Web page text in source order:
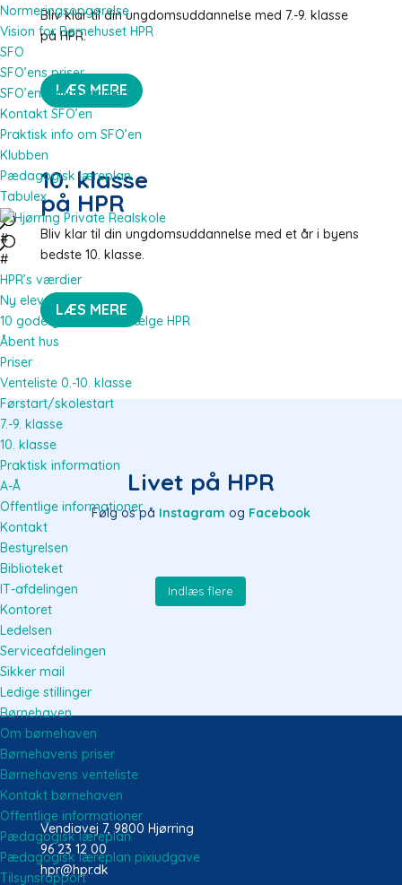
Normeringsopgørelse
Vision for Børnehuset HPR
SFO
SFO’ens priser
SFO’ens åbningstider
Kontakt SFO’en
Praktisk info om SFO’en
Klubben
Pædagogisk læreplan
Tabulex
#
#
HPR’s værdier
Ny elev
10 gode grunde til at vælge HPR
Åbent hus
Priser
Venteliste 0.-10. klasse
Førstart/skolestart
7.-9. klasse
10. klasse
Praktisk information
A-Å
Offentlige informationer
Kontakt
Bestyrelsen
Biblioteket
IT-afdelingen
Kontoret
Ledelsen
Serviceafdelingen
Sikker mail
Ledige stillinger
Børnehaven
Om børnehaven
Børnehavens priser
Børnehavens venteliste
Kontakt børnehaven
Offentlige informationer
Pædagogisk læreplan
Pædagogisk læreplan pixiudgave
Tilsynsrapport
Bliv klar til din ungdomsuddannelse med 7.-9. klasse
på HPR.
LÆS MERE
10. klasse
på HPR
Bliv klar til din ungdomsuddannelse med et år i byens
bedste 10. klasse.
LÆS MERE
Livet på HPR
Følg os på Instagram og Facebook
Indlæs flere
Vendiavej 7, 9800 Hjørring
96 23 12 00
hpr@hpr.dk